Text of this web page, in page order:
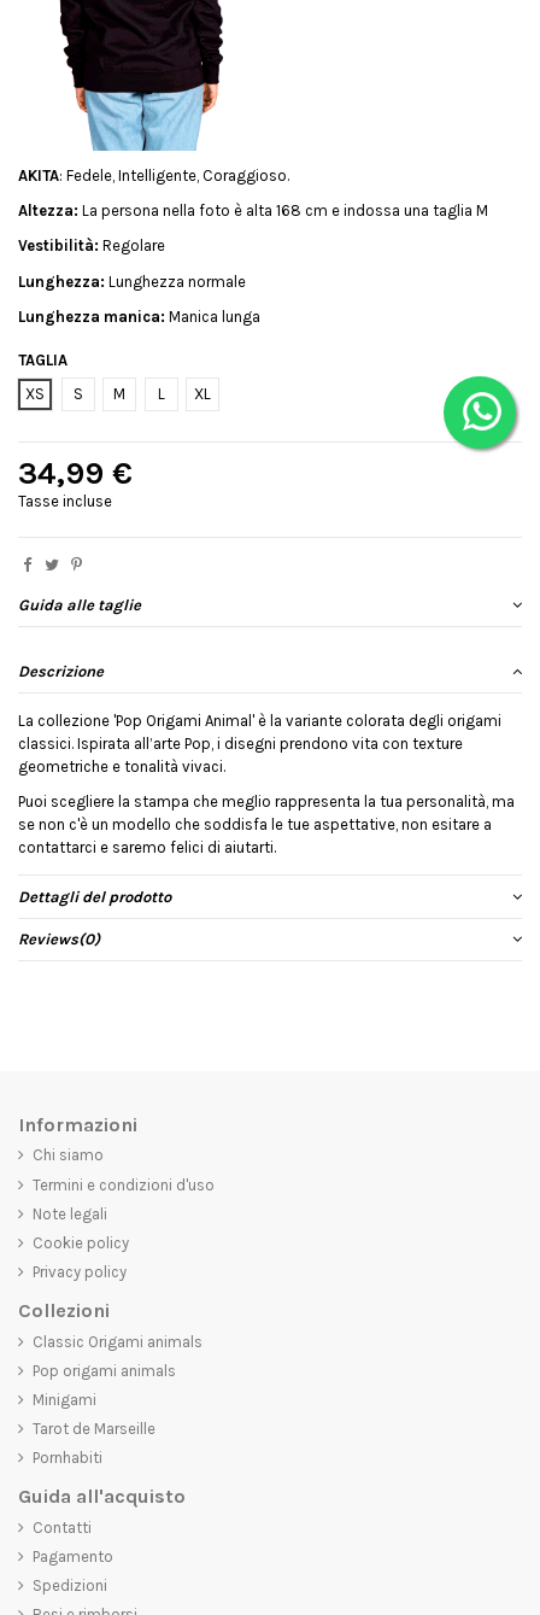
AKITA: Fedele, Intelligente, Coraggioso.
Altezza: La persona nella foto è alta 168 cm e indossa una taglia M
Vestibilità: Regolare
Lunghezza: Lunghezza normale
Lunghezza manica: Manica lunga
TAGLIA
XS
S M L XL
34,99 €
Tasse incluse
Guida alle taglie
Descrizione
La collezione 'Pop Origami Animal' è la variante colorata degli origami
classici. Ispirata all’arte Pop, i disegni prendono vita con texture
geometriche e tonalità vivaci.
Puoi scegliere la stampa che meglio rappresenta la tua personalità, ma
se non c'è un modello che soddisfa le tue aspettative, non esitare a
contattarci e saremo felici di aiutarti.
Dettagli del prodotto
Reviews(0)
Informazioni
Chi siamo
Termini e condizioni d'uso
Note legali
Cookie policy
Privacy policy
Collezioni
Classic Origami animals
Pop origami animals
Minigami
Tarot de Marseille
Pornhabiti
Guida all'acquisto
Contatti
Pagamento
Spedizioni